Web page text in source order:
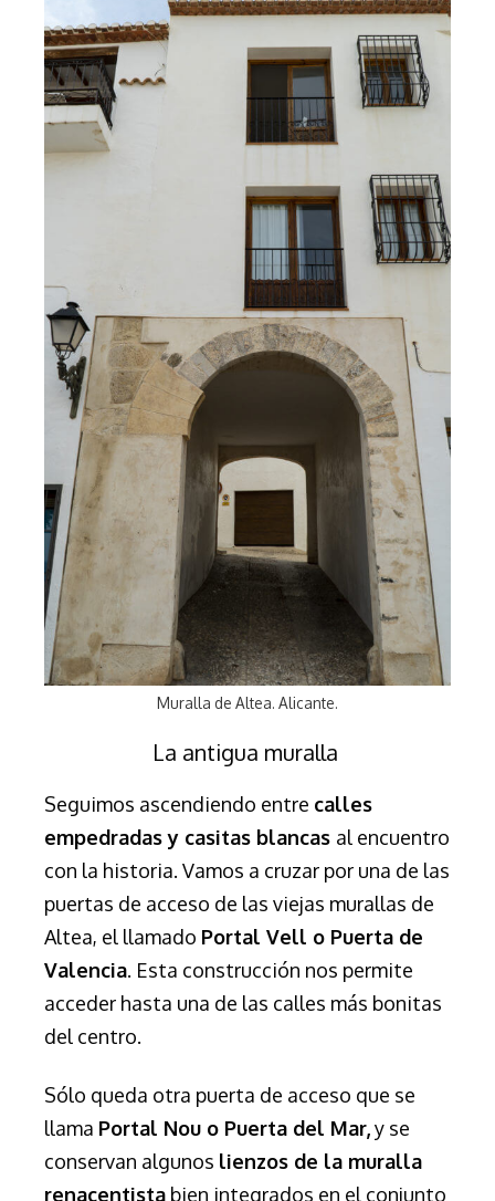
Muralla de Altea. Alicante.
La antigua muralla
Seguimos ascendiendo entre calles
empedradas y casitas blancas al encuentro
con la historia. Vamos a cruzar por una de las
puertas de acceso de las viejas murallas de
Altea, el llamado Portal Vell o Puerta de
Valencia. Esta construcción nos permite
acceder hasta una de las calles más bonitas
del centro.
Sólo queda otra puerta de acceso que se
llama Portal Nou o Puerta del Mar,y se
conservan algunos lienzos de la muralla
renacentista bien integrados en el conjunto